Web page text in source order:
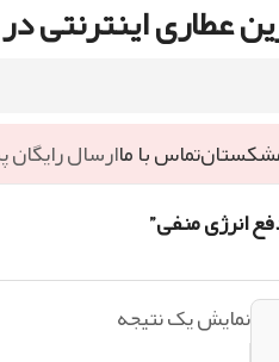
عطاری اینترنتی
تماس با ماارسال
انرژی منفی”
نمایش یک نتیجه